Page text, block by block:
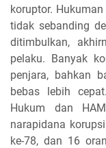
koruptor.
tidak sebanding
ditimbulkan,
pelaku. Banyak
penjara, bahkan
bebas lebih
Hukum dan
narapidana
ke-78, dan 16